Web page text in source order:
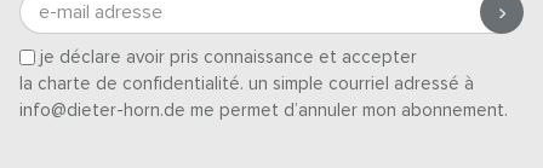
e-mail adresse
je déclare avoir pris connaissance et accepter
la charte de confidentialité. un simple courriel adressé à
info@dieter-horn.de me permet d’annuler mon abonnement.